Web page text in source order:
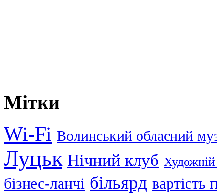
Мітки
Wi-Fi Волинський обласний
Луцьк Нічний клуб
бізнес-ланчі більярд вартість